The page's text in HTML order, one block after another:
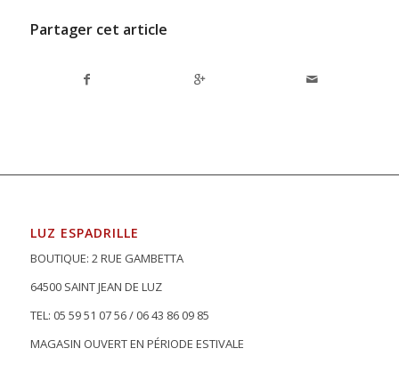
Partager cet article
LUZ ESPADRILLE
BOUTIQUE: 2 RUE GAMBETTA
64500 SAINT JEAN DE LUZ
TEL: 05 59 51 07 56 / 06 43 86 09 85
MAGASIN OUVERT EN PÉRIODE ESTIVALE